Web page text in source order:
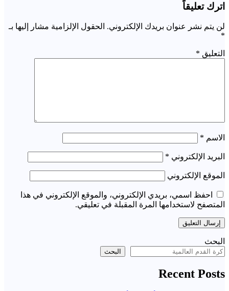
اترك تعليقاً
لن يتم نشر عنوان بريدك الإلكتروني. الحقول الإلزامية مشار إليها بـ
*
التعليق *
الاسم *
البريد الإلكتروني *
الموقع الإلكتروني
احفظ اسمي، بريدي الإلكتروني، والموقع الإلكتروني في هذا
المتصفح لاستخدامها المرة المقبلة في تعليقي.
البحث
البحث
Recent Posts